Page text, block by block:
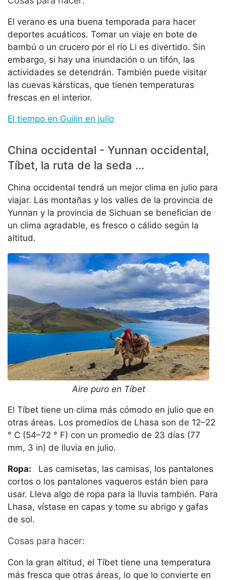
El verano es una buena temporada para hacer
deportes acuáticos. Tomar un viaje en bote de
bambú o un crucero por el río Li es divertido. Sin
embargo, si hay una inundación o un tifón, las
actividades se detendrán. También puede visitar
las cuevas kársticas, que tienen temperaturas
frescas en el interior.
El tiempo en Guilin en julio
China occidental - Yunnan occidental,
Tíbet, la ruta de la seda ...
China occidental tendrá un mejor clima en julio para
viajar. Las montañas y los valles de la provincia de
Yunnan y la provincia de Sichuan se benefician de
un clima agradable, es fresco o cálido según la
altitud.
Aire puro en Tíbet
El Tíbet tiene un clima más cómodo en julio que en
otras áreas. Los promedios de Lhasa son de 12–22
° C (54–72 ° F) con un promedio de 23 días (77
mm, 3 in) de lluvia en julio.
Ropa:
Las camisetas, las camisas, los pantalones
cortos o los pantalones vaqueros están bien para
usar. Lleva algo de ropa para la lluvia también. Para
Lhasa, vístase en capas y tome su abrigo y gafas
de sol.
Cosas para hacer:
Con la gran altitud, el Tíbet tiene una temperatura
más fresca que otras áreas, lo que lo convierte en